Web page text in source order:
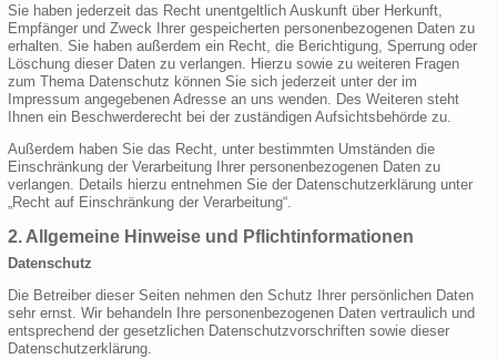
Sie haben jederzeit das Recht unentgeltlich Auskunft über Herkunft,
Empfänger und Zweck Ihrer gespeicherten personenbezogenen Daten zu
erhalten. Sie haben außerdem ein Recht, die Berichtigung, Sperrung oder
Löschung dieser Daten zu verlangen. Hierzu sowie zu weiteren Fragen
zum Thema Datenschutz können Sie sich jederzeit unter der im
Impressum angegebenen Adresse an uns wenden. Des Weiteren steht
Ihnen ein Beschwerderecht bei der zuständigen Aufsichtsbehörde zu.
Außerdem haben Sie das Recht, unter bestimmten Umständen die
Einschränkung der Verarbeitung Ihrer personenbezogenen Daten zu
verlangen. Details hierzu entnehmen Sie der Datenschutzerklärung unter
„Recht auf Einschränkung der Verarbeitung“.
2. Allgemeine Hinweise und Pflichtinformationen
Datenschutz
Die Betreiber dieser Seiten nehmen den Schutz Ihrer persönlichen Daten
sehr ernst. Wir behandeln Ihre personenbezogenen Daten vertraulich und
entsprechend der gesetzlichen Datenschutzvorschriften sowie dieser
Datenschutzerklärung.